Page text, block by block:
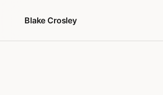
Blake Crosley